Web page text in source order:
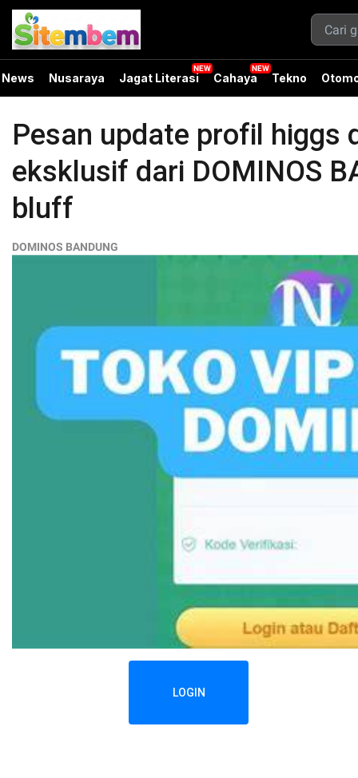
News Nusaraya Jagat Literasi Cahaya Tekno
Pesan update profil higgs
eksklusif dari DOMINOS
bluff
DOMINOS BANDUNG
LOGIN